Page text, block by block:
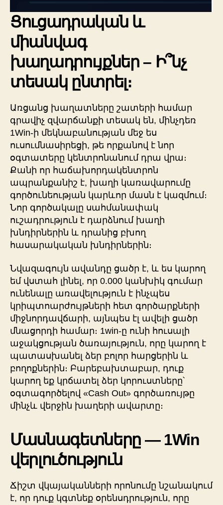
Ցուցադրական և
միանվագ
խաղադրույքներ – Ի՞նչ
տեսակ ընտրել։
Առցանց խաղատները շատերի համար
գրավիչ զվարճանքի տեսակ են, մինչդեռ
1Win-ի մեկնաբանության մեջ ես
ուսումնասիրեցի, թե որքանով է նոր
օգտատերը կենտրոնանում դրա վրա։
Քանի որ հաճախորդակենտրոն
ապրանքանիշ է, խաղի կառավարումը
գործունեության կարևոր մասն է կազմում։
Նոր գործակալը սահմանափակ
ուշադրություն է դարձնում խաղի
խնդիրներին և դրանից բխող
հասարակական խնդիրներին։
Նվազագույն ավանդը ցածր է, և ես կարող
եմ վստահ լինել, որ 0.000 կանխիկ գումար
ունենալը առավելություն է ինչպես
կրիպտոարժույթների հետ գործարքների
միջնորդավճարի, այնպես էլ ավելի ցածր
մնացորդի համար։ 1win-ը ունի հուսալի
աջակցության ծառայություն, որը կարող է
պատասխանել ձեր բոլոր հարցերին և
բողոքներին։ Բարեբախտաբար, դուք
կարող եք կրճատել ձեր կորուստները՝
օգտագործելով «Cash Out» գործառույթը
մինչև վերջին խաղերի ավարտը։
Մասնագետները — 1Win
վերլուծություն
Ճիշտ վկայականների որոնումը նշանակում
է, որ դուք կգտնեք օրենսդրություն, որը